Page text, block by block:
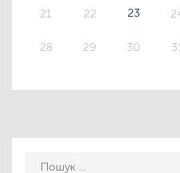
21 22 23
28 29 30